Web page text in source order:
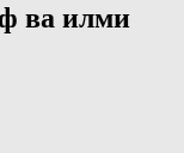
ва илми